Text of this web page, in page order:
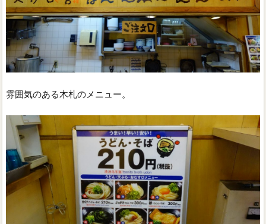
雰囲気のある木札のメニュー。